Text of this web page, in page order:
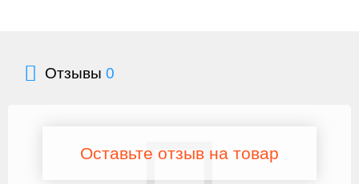
Отзывы 0
Оставьте отзыв на товар